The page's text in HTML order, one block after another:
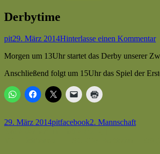
Derbytime
Autor
pitVeröffentlicht
29. März 2014Hinterlasse einen Kommentarzu
Morgen um 13Uhr startet das Derby unserer
Anschließend folgt um 15Uhr das Spiel der
Veröffentlicht
29. März 2014Autor
pitKategorien
facebookSchlagwörter
2. Mannschaft